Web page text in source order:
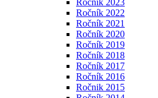
Ročník 2023
Ročník 2022
Ročník 2021
Ročník 2020
Ročník 2019
Ročník 2018
Ročník 2017
Ročník 2016
Ročnik 2015